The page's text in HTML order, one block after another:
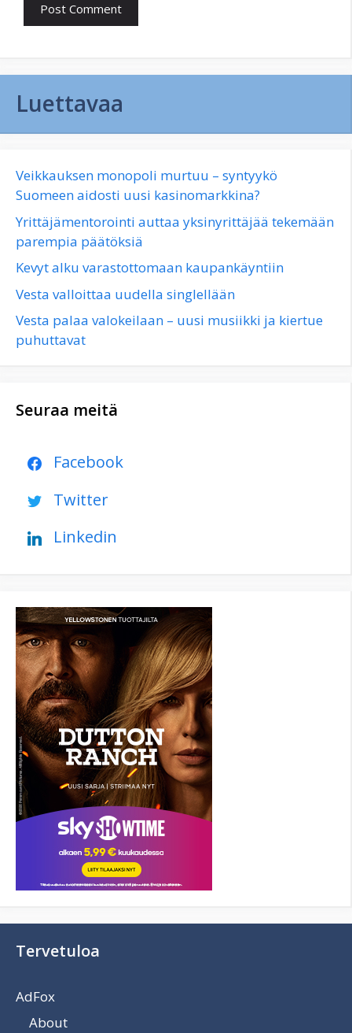
Luettavaa
Veikkauksen monopoli murtuu – syntyykö
Suomeen aidosti uusi kasinomarkkina?
Yrittäjämentorointi auttaa yksinyrittäjää tekemään
parempia päätöksiä
Kevyt alku varastottomaan kaupankäyntiin
Vesta valloittaa uudella singlellään
Vesta palaa valokeilaan – uusi musiikki ja kiertue
puhuttavat
Seuraa meitä
Facebook
Twitter
Linkedin
Tervetuloa
AdFox
About